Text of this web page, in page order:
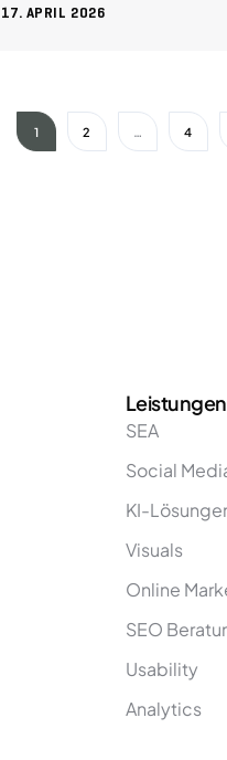
17. APRIL 2026
1 2 … 4
Leistungen
SEA
Social
KI-
Visuals
Online
SEO
Usability
Analytics